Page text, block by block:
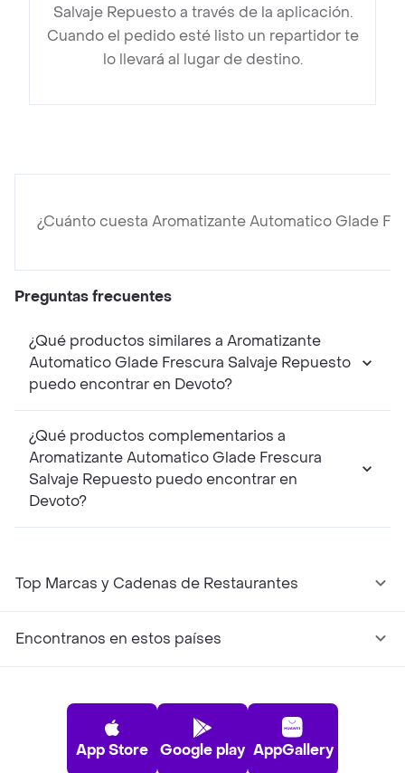
Salvaje Repuesto a través de la aplicación.
Cuando el pedido esté listo un repartidor te
lo llevará al lugar de destino.
¿Cuánto cuesta Aromatizante Automatico Glade
Preguntas frecuentes
¿Qué productos similares a Aromatizante
Automatico Glade Frescura Salvaje Repuesto
puedo encontrar en Devoto?
¿Qué productos complementarios a
Aromatizante Automatico Glade Frescura
Salvaje Repuesto puedo encontrar en
Devoto?
Top Marcas y Cadenas de Restaurantes
Encontranos en estos países
App Store Google play AppGallery